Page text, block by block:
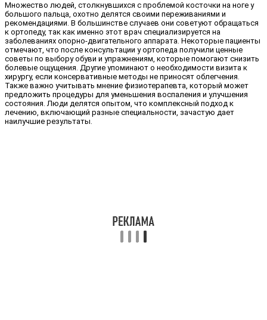
Множество людей, столкнувшихся с проблемой косточки на ноге у
большого пальца, охотно делятся своими переживаниями и
рекомендациями. В большинстве случаев они советуют обращаться
к ортопеду, так как именно этот врач специализируется на
заболеваниях опорно-двигательного аппарата. Некоторые пациенты
отмечают, что после консультации у ортопеда получили ценные
советы по выбору обуви и упражнениям, которые помогают снизить
болевые ощущения. Другие упоминают о необходимости визита к
хирургу, если консервативные методы не приносят облегчения.
Также важно учитывать мнение физиотерапевта, который может
предложить процедуры для уменьшения воспаления и улучшения
состояния. Люди делятся опытом, что комплексный подход к
лечению, включающий разные специальности, зачастую дает
наилучшие результаты.